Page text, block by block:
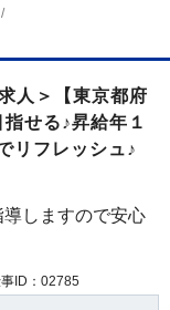
人＞【東京都府
せる♪昇給年１
リフレッシュ♪
しますので安心
ID：02785